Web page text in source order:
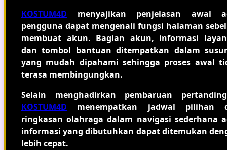
KOSTUM4D menyajikan penjelasan awal
pengguna dapat mengenali fungsi halaman
membuat akun. Bagian akun, informasi
dan tombol bantuan ditempatkan dalam
yang mudah dipahami sehingga proses awal
terasa membingungkan.
Selain menghadirkan pembaruan
KOSTUM4D menempatkan jadwal pilihan
ringkasan olahraga dalam navigasi sederhana
informasi yang dibutuhkan dapat ditemukan
lebih cepat.